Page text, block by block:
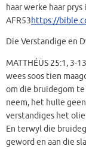
haar werke haar prys
AFR53https://
Die Verstandige en
MATTHÉÜS 25:1‭, ‬3‭-‬
wees soos tien
om die bruidegom
neem, het hulle
verstandiges het
En terwyl die
geword en aan die